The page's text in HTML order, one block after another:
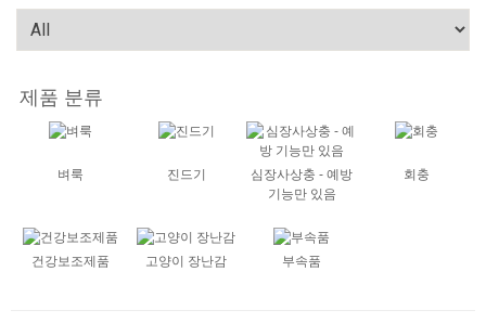
벼룩 진드기
심장사상충 - 예방
기능만 있음
회충
건강보조제품 고양이 장난감 부속품